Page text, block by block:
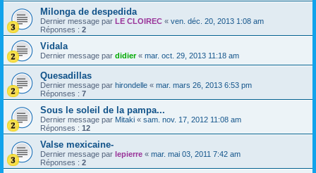
Milonga de despedida
Dernier message par LE CLOIREC « ven. déc. 20, 2013 1:08 am
Réponses : 2
Vidala
Dernier message par didier« mar. oct. 29, 2013 11:18 am
Quesadillas
Dernier message par hirondelle « mar. mars 26, 2013 6:53 pm
Réponses : 7
Sous le soleil de la pampa...
Dernier message par Mitaki « sam. nov. 17, 2012 11:08 am
Réponses : 12
Valse mexicaine-
Dernier message par lepierre « mar. mai 03, 2011 7:42 am
Réponses : 2